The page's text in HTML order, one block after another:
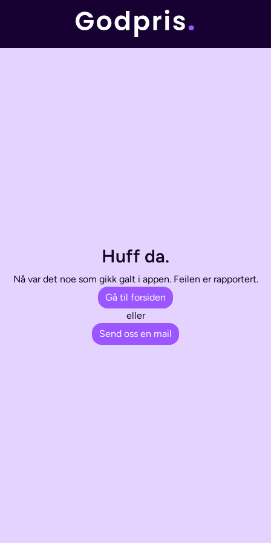
Huff da.
Nå var det noe som gikk galt i appen. Feilen er rapportert.
Gå til forsiden
eller
Send oss en mail